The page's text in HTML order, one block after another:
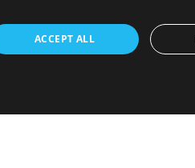
ACCEPT ALL